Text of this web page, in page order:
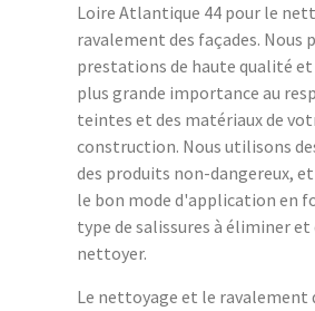
Loire Atlantique 44 pour le
ravalement des façades. Nous
prestations de haute qualité
plus grande importance au
teintes et des matériaux de
construction. Nous utilisons
des produits non-dangereux,
le bon mode d'application en
type de salissures à éliminer et
nettoyer.
Le nettoyage et le ravalement